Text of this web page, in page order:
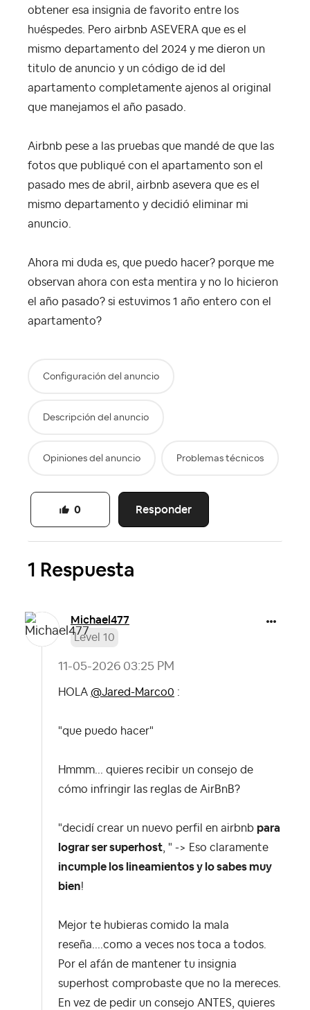
obtener esa insignia de favorito entre los
huéspedes. Pero airbnb ASEVERA que es el
mismo departamento del 2024 y me dieron un
titulo de anuncio y un código de id del
apartamento completamente ajenos al original
que manejamos el año pasado.
Airbnb pese a las pruebas que mandé de que las
fotos que publiqué con el apartamento son el
pasado mes de abril, airbnb asevera que es el
mismo departamento y decidió eliminar mi
anuncio.
Ahora mi duda es, que puedo hacer? porque me
observan ahora con esta mentira y no lo hicieron
el año pasado? si estuvimos 1 año entero con el
apartamento?
Configuración del anuncio
Descripción del anuncio
Opiniones del anuncio Problemas técnicos
Responder
0
1 Respuesta
Michael477
Level 10
‎11-05-2026 03:25 PM
HOLA @Jared-Marco0 :
"que puedo hacer"
Hmmm... quieres recibir un consejo de
cómo infringir las reglas de AirBnB?
"decidí crear un nuevo perfil en airbnb para
lograr ser superhost, " -> Eso claramente
incumple los lineamientos y lo sabes muy
bien!
Mejor te hubieras comido la mala
reseña....como a veces nos toca a todos.
Por el afán de mantener tu insignia
superhost comprobaste que no la mereces.
En vez de pedir un consejo ANTES, quieres